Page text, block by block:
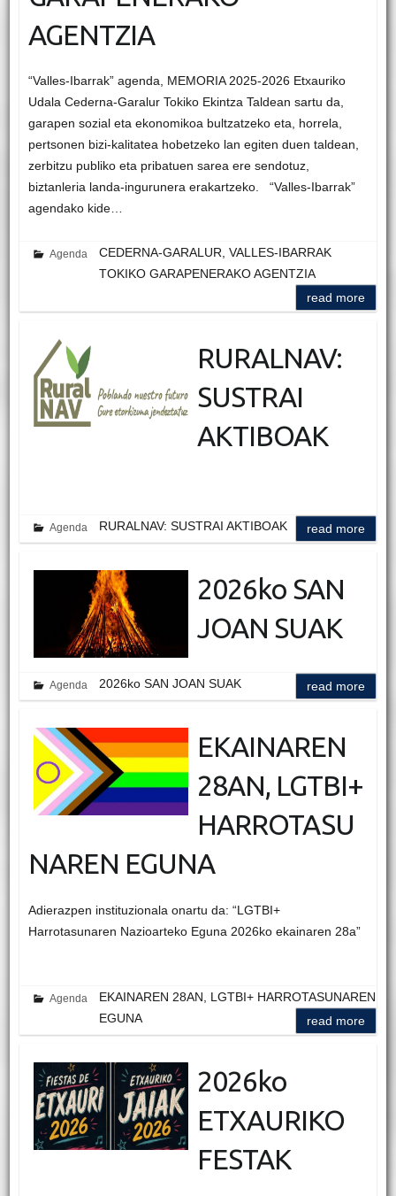
AGENTZIA
“Valles-Ibarrak” agenda, MEMORIA 2025-2026 Etxauriko
Udala Cederna-Garalur Tokiko Ekintza Taldean sartu da,
garapen sozial eta ekonomikoa bultzatzeko eta, horrela,
pertsonen bizi-kalitatea hobetzeko lan egiten duen taldean,
zerbitzu publiko eta pribatuen sarea ere sendotuz,
biztanleria landa-ingurunera erakartzeko. “Valles-Ibarrak”
agendako kide…
Agenda
CEDERNA-GARALUR, VALLES-IBARRAK
TOKIKO GARAPENERAKO AGENTZIA
read more
RURALNAV:
SUSTRAI
AKTIBOAK
Agenda RURALNAV: SUSTRAI AKTIBOAK read more
2026ko SAN
JOAN SUAK
Agenda 2026ko SAN JOAN SUAK read more
EKAINAREN
28AN, LGTBI+
HARROTASU
NAREN EGUNA
Adierazpen instituzionala onartu da: “LGTBI+
Harrotasunaren Nazioarteko Eguna 2026ko ekainaren 28a”
Agenda
EKAINAREN 28AN, LGTBI+ HARROTASUNAREN
EGUNA
read more
2026ko
ETXAURIKO
FESTAK